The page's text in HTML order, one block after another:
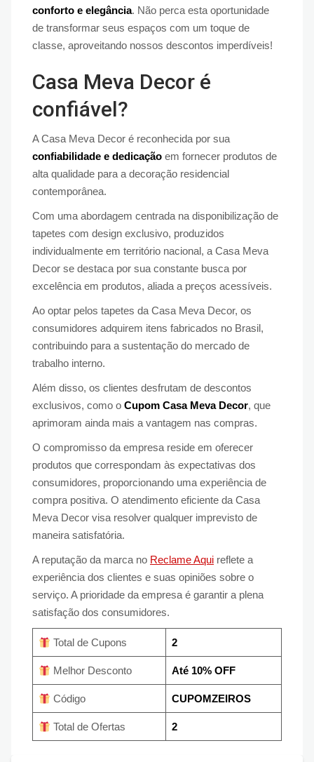
conforto e elegância. Não perca esta oportunidade
de transformar seus espaços com um toque de
classe, aproveitando nossos descontos imperdíveis!
Casa Meva Decor é
confiável?
A Casa Meva Decor é reconhecida por sua
confiabilidade e dedicação em fornecer produtos de
alta qualidade para a decoração residencial
contemporânea.
Com uma abordagem centrada na disponibilização de
tapetes com design exclusivo, produzidos
individualmente em território nacional, a Casa Meva
Decor se destaca por sua constante busca por
excelência em produtos, aliada a preços acessíveis.
Ao optar pelos tapetes da Casa Meva Decor, os
consumidores adquirem itens fabricados no Brasil,
contribuindo para a sustentação do mercado de
trabalho interno.
Além disso, os clientes desfrutam de descontos
exclusivos, como o Cupom Casa Meva Decor, que
aprimoram ainda mais a vantagem nas compras.
O compromisso da empresa reside em oferecer
produtos que correspondam às expectativas dos
consumidores, proporcionando uma experiência de
compra positiva. O atendimento eficiente da Casa
Meva Decor visa resolver qualquer imprevisto de
maneira satisfatória.
A reputação da marca no Reclame Aqui reflete a
experiência dos clientes e suas opiniões sobre o
serviço. A prioridade da empresa é garantir a plena
satisfação dos consumidores.
Total de Cupons 2
Melhor Desconto Até 10% OFF
Código CUPOMZEIROS
Total de Ofertas 2